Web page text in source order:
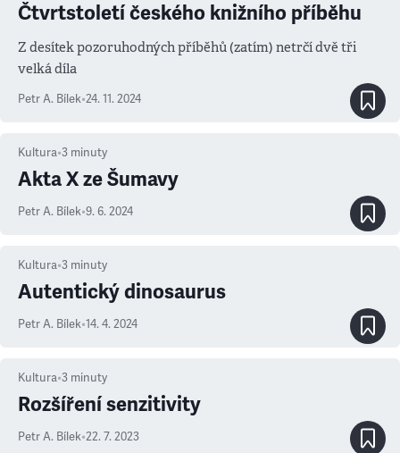
Čtvrtstoletí českého knižního příběhu
Z desítek pozoruhodných příběhů (zatím) netrčí dvě tři
velká díla
Petr A. Bílek•24. 11. 2024
Kultura•3 minuty
Akta X ze Šumavy
Petr A. Bílek•9. 6. 2024
Kultura•3 minuty
Autentický dinosaurus
Petr A. Bílek•14. 4. 2024
Kultura•3 minuty
Rozšíření senzitivity
Petr A. Bílek•22. 7. 2023